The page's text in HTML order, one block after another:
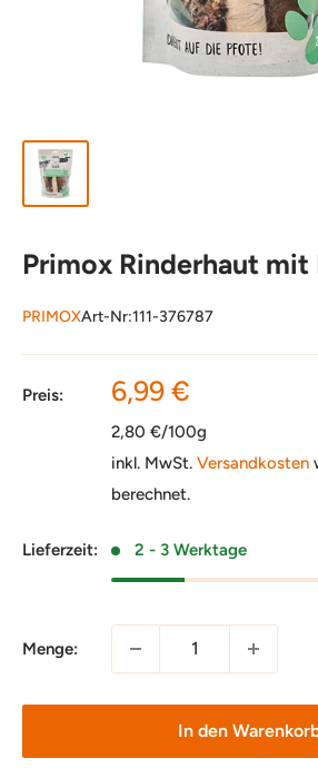
Primox Rinderhaut mit
PRIMOXArt-Nr:111-376787
Preis: Sonderpreis
6,99 €
2,80 €/100g
inkl. MwSt. Versandkosten
berechnet.
Lieferzeit: 2 - 3 Werktage
Menge:
In den